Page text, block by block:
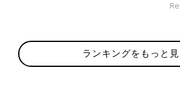
ランキングをもっと見